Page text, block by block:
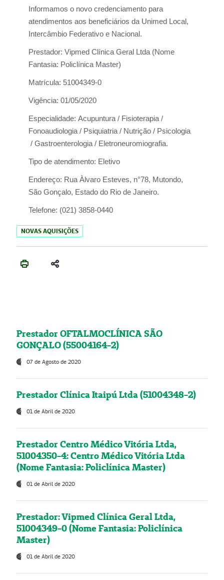
Informamos o novo credenciamento para
atendimentos aos beneficiários da Unimed Local,
Intercâmbio Federativo e Nacional.
Prestador: Vipmed Clínica Geral Ltda (Nome
Fantasia: Policlínica Master)
Matrícula: 51004349-0
Vigência: 01/05/2020
Especialidade: Acupuntura / Fisioterapia /
Fonoaudiologia / Psiquiatria / Nutrição / Psicologia
/ Gastroenterologia / Eletroneuromiografia.
Tipo de atendimento: Eletivo
Endereço: Rua Àlvaro Esteves, n°78, Mutondo,
São Gonçalo, Estado do Rio de Janeiro.
Telefone: (021) 3858-0440
NOVAS AQUISIÇÕES
Prestador OFTALMOCLÍNICA SÃO
GONÇALO (55004164-2)
07 de Agosto de 2020
Prestador Clínica Itaipú Ltda (51004348-2)
01 de Abril de 2020
Prestador Centro Médico Vitória Ltda,
51004350-4: Centro Médico Vitória Ltda
(Nome Fantasia: Policlínica Master)
01 de Abril de 2020
Prestador: Vipmed Clínica Geral Ltda,
51004349-0 (Nome Fantasia: Policlínica
Master)
01 de Abril de 2020